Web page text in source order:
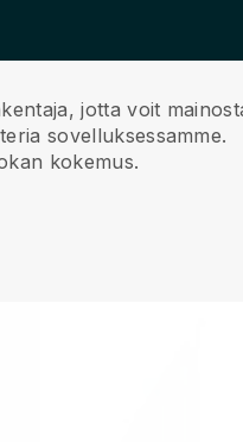
jotta voit
sovelluksessamme.
kokemus.